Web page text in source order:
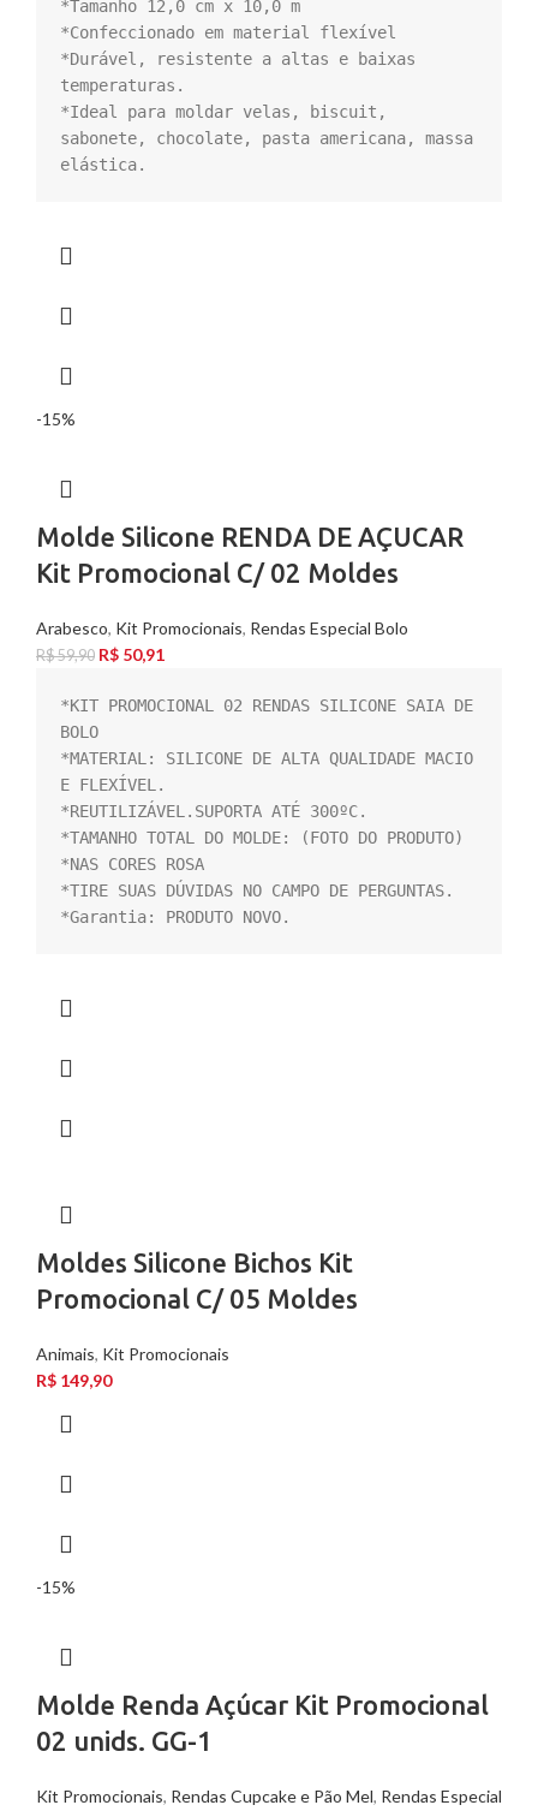
*Tamanho 12,0 cm x 10,0 m
*Confeccionado em material flexível
*Durável, resistente a altas e baixas
temperaturas.
*Ideal para moldar velas, biscuit,
sabonete, chocolate, pasta americana, massa
elástica.
-15%
Molde Silicone RENDA DE AÇUCAR
Kit Promocional C/ 02 Moldes
Arabesco, Kit Promocionais, Rendas Especial Bolo
R$59,90 R$ 50,91
*KIT PROMOCIONAL 02 RENDAS SILICONE SAIA DE
BOLO
*MATERIAL: SILICONE DE ALTA QUALIDADE MACIO
E FLEXÍVEL.
*REUTILIZÁVEL.SUPORTA ATÉ 300ºC.
*TAMANHO TOTAL DO MOLDE: (FOTO DO PRODUTO)
*NAS CORES ROSA
*TIRE SUAS DÚVIDAS NO CAMPO DE PERGUNTAS.
*Garantia: PRODUTO NOVO.
Moldes Silicone Bichos Kit
Promocional C/ 05 Moldes
Animais, Kit Promocionais
R$ 149,90
-15%
Molde Renda Açúcar Kit Promocional
02 unids. GG-1
Kit Promocionais, Rendas Cupcake e Pão Mel, Rendas Especial